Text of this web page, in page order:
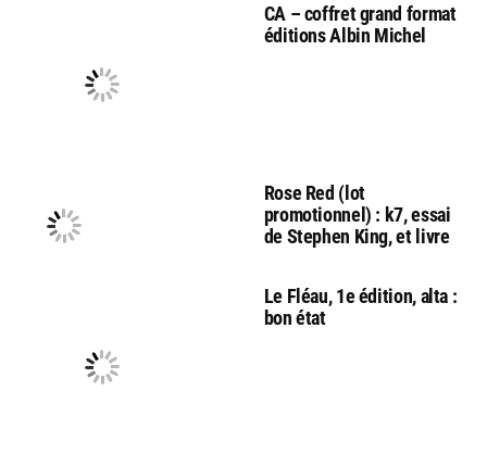
CA – coffret grand format
éditions Albin Michel
Rose Red (lot
promotionnel) : k7, essai
de Stephen King, et livre
Le Fléau, 1e édition, alta :
bon état